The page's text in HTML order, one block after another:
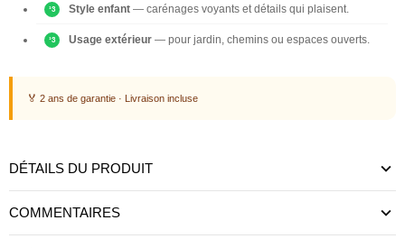
Style enfant — carénages voyants et détails qui plaisent.
Usage extérieur — pour jardin, chemins ou espaces ouverts.
🏅 2 ans de garantie · Livraison incluse
DÉTAILS DU PRODUIT
COMMENTAIRES